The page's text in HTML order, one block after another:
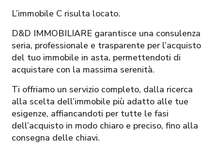
L’immobile C risulta locato.
D&D IMMOBILIARE garantisce una consulenza
seria, professionale e trasparente per l’acquisto
del tuo immobile in asta, permettendoti di
acquistare con la massima serenità.
Ti offriamo un servizio completo, dalla ricerca
alla scelta dell’immobile più adatto alle tue
esigenze, affiancandoti per tutte le fasi
dell’acquisto in modo chiaro e preciso, fino alla
consegna delle chiavi.